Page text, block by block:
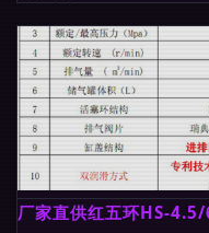
厂家直供红五环HS-